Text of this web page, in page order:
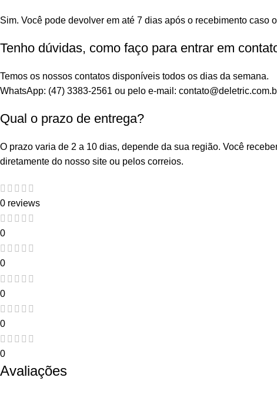
Sim. Você pode devolver em até 7 dias após o recebimento caso
Tenho dúvidas, como faço para entrar em
Temos os nossos contatos disponíveis todos os dias da semana.
WhatsApp: (47) 3383-2561 ou pelo e-mail:
Qual o prazo de entrega?
O prazo varia de 2 a 10 dias, depende da sua região. Você
diretamente do nosso site ou pelos correios.
0 reviews
0
0
0
0
0
Avaliações